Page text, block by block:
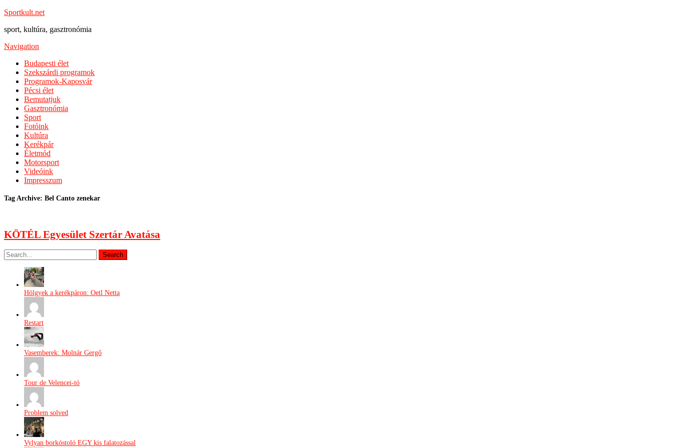
Sportkult.net
sport, kultúra, gasztronómia
Navigation
Budapesti élet
Szekszárdi programok
Programok-Kaposvár
Pécsi élet
Bemutatjuk
Gasztronómia
Sport
Fotóink
Kultúra
Kerékpár
Életmód
Motorsport
Videóink
Impresszum
Tag Archive: Bel Canto zenekar
KÖTÉL Egyesület Szertár Avatása
Hölgyek a kerékpáron: Oetl Netta
Restart
Vasemberek: Molnár Gergő
Tour de Velencei-tó
Problem solved
Vylyan borkóstoló EGY kis falatozással